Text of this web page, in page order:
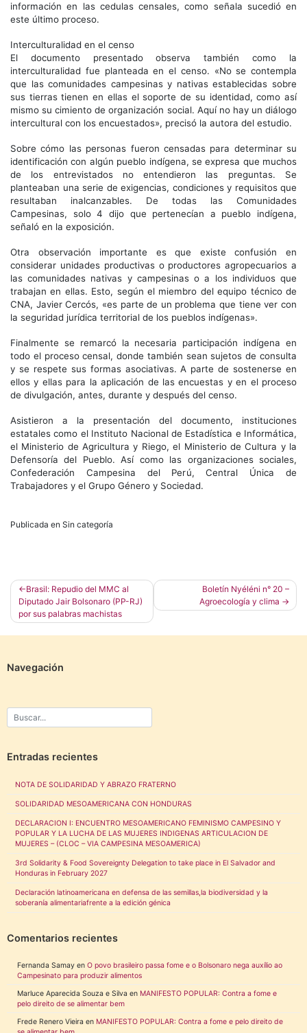
información en las cedulas censales, como señala sucedió en
este último proceso.
Interculturalidad en el censo
El documento presentado observa también como la
interculturalidad fue planteada en el censo. «No se contempla
que las comunidades campesinas y nativas establecidas sobre
sus tierras tienen en ellas el soporte de su identidad, como así
mismo su cimiento de organización social. Aquí no hay un diálogo
intercultural con los encuestados», precisó la autora del estudio.
Sobre cómo las personas fueron censadas para determinar su
identificación con algún pueblo indígena, se expresa que muchos
de los entrevistados no entendieron las preguntas. Se
planteaban una serie de exigencias, condiciones y requisitos que
resultaban inalcanzables. De todas las Comunidades
Campesinas, solo 4 dijo que pertenecían a pueblo indígena,
señaló en la exposición.
Otra observación importante es que existe confusión en
considerar unidades productivas o productores agropecuarios a
las comunidades nativas y campesinas o a los individuos que
trabajan en ellas. Esto, según el miembro del equipo técnico de
CNA, Javier Cercós, «es parte de un problema que tiene ver con
la seguridad jurídica territorial de los pueblos indígenas».
Finalmente se remarcó la necesaria participación indígena en
todo el proceso censal, donde también sean sujetos de consulta
y se respete sus formas asociativas. A parte de sostenerse en
ellos y ellas para la aplicación de las encuestas y en el proceso
de divulgación, antes, durante y después del censo.
Asistieron a la presentación del documento, instituciones
estatales como el Instituto Nacional de Estadística e Informática,
el Ministerio de Agricultura y Riego, el Ministerio de Cultura y la
Defensoría del Pueblo. Así como las organizaciones sociales,
Confederación Campesina del Perú, Central Única de
Trabajadores y el Grupo Género y Sociedad.
Publicada en Sin categoría
Navegación
de
entradas
Brasil: Repudio del MMC al
Diputado Jair Bolsonaro (PP-RJ)
por sus palabras machistas
Boletín Nyéléni n° 20 –
Agroecología y clima
Navegación
Entradas recientes
NOTA DE SOLIDARIDAD Y ABRAZO FRATERNO
SOLIDARIDAD MESOAMERICANA CON HONDURAS
DECLARACION I: ENCUENTRO MESOAMERICANO FEMINISMO CAMPESINO Y
POPULAR Y LA LUCHA DE LAS MUJERES INDIGENAS ARTICULACION DE
MUJERES – (CLOC – VIA CAMPESINA MESOAMERICA)
3rd Solidarity & Food Sovereignty Delegation to take place in El Salvador and
Honduras in February 2027
Declaración latinoamericana en defensa de las semillas,la biodiversidad y la
soberanía alimentariafrente a la edición génica
Comentarios recientes
Fernanda Samay en O povo brasileiro passa fome e o Bolsonaro nega auxílio ao
Campesinato para produzir alimentos
Marluce Aparecida Souza e Silva en MANIFESTO POPULAR: Contra a fome e
pelo direito de se alimentar bem
Frede Renero Vieira en MANIFESTO POPULAR: Contra a fome e pelo direito de